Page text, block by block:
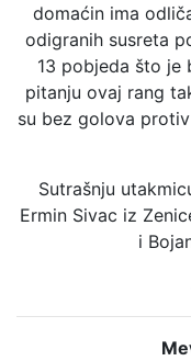
domaćin ima
odigranih susreta
13 pobjeda što je
pitanju ovaj rang
su bez golova
Sutrašnju
Ermin Sivac iz
i